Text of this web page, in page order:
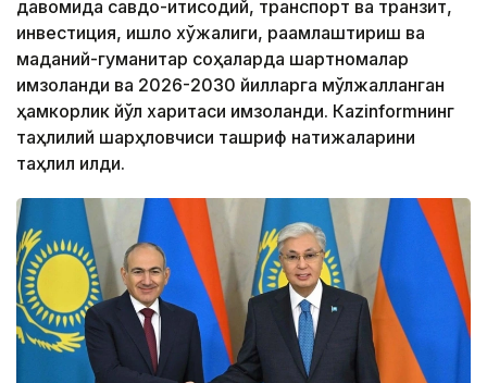
давомида савдо-иқтисодий, транспорт ва транзит,
инвестиция, қишлоқ хўжалиги, рақамлаштириш ва
маданий-гуманитар соҳаларда шартномалар
имзоланди ва 2026-2030 йилларга мўлжалланган
ҳамкорлик йўл харитаси имзоланди. Кazinformнинг
таҳлилий шарҳловчиси ташриф натижаларини
таҳлил қилди.